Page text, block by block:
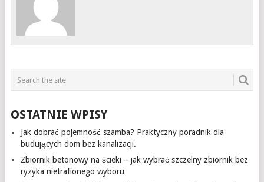
OSTATNIE WPISY
Jak dobrać pojemność szamba? Praktyczny poradnik dla
budujących dom bez kanalizacji.
Zbiornik betonowy na ścieki – jak wybrać szczelny zbiornik bez
ryzyka nietrafionego wyboru